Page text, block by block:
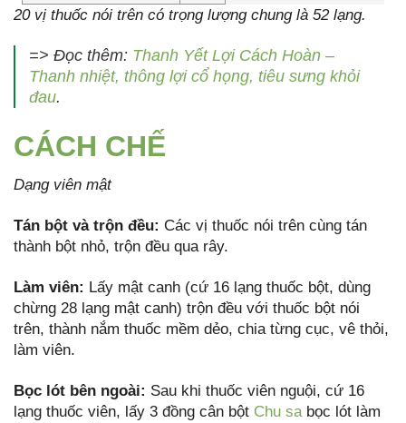
20 vị thuốc nói trên có trọng lượng chung là 52 lạng.
=> Đọc thêm: Thanh Yết Lợi Cách Hoàn –
Thanh nhiệt, thông lợi cổ họng, tiêu sưng khỏi
đau.
CÁCH CHẾ
Dạng viên mật
Tán bột và trộn đều: Các vị thuốc nói trên cùng tán
thành bột nhỏ, trộn đều qua rây.
Làm viên: Lấy mật canh (cứ 16 lạng thuốc bột, dùng
chừng 28 lạng mật canh) trộn đều với thuốc bột nói
trên, thành nắm thuốc mềm dẻo, chia từng cục, vê thỏi,
làm viên.
Bọc lót bên ngoài: Sau khi thuốc viên nguội, cứ 16
lạng thuốc viên, lấy 3 đồng cân bột Chu sabọc lót làm